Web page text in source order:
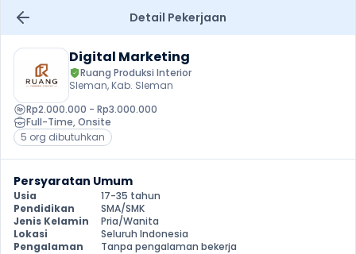
Detail Pekerjaan
Digital Marketing
Ruang Produksi Interior
Sleman, Kab. Sleman
Rp2.000.000 - Rp3.000.000
Full-Time, Onsite
5 org dibutuhkan
Persyaratan Umum
Usia
17-35 tahun
Pendidikan
SMA/SMK
Jenis Kelamin
Pria/Wanita
Lokasi
Seluruh Indonesia
Pengalaman
Tanpa pengalaman bekerja